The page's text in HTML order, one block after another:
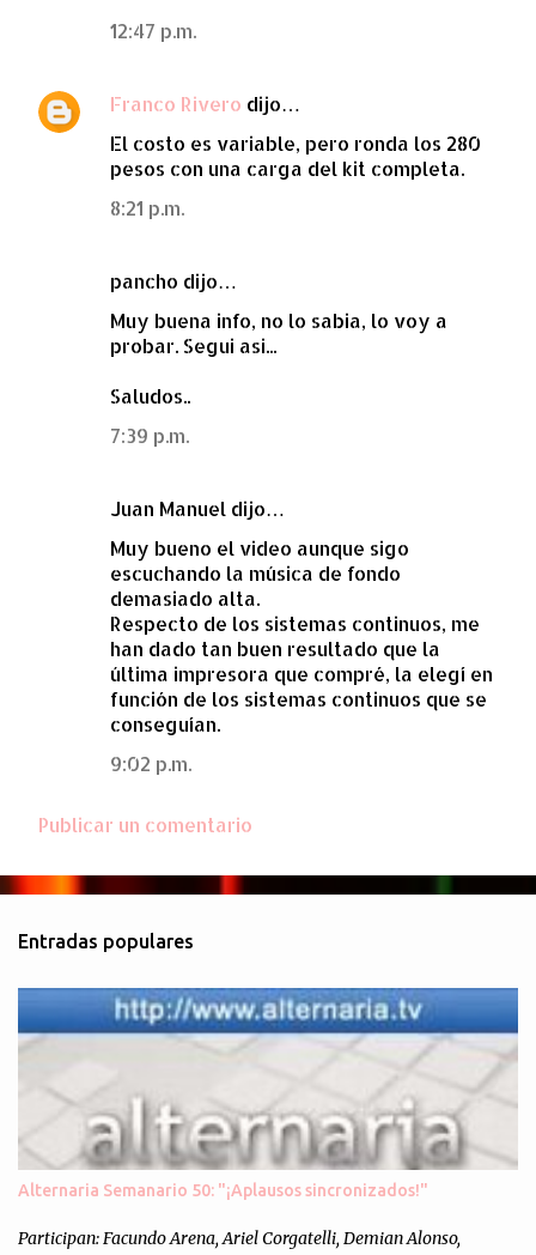
r
i
12:47 p.m.
Franco Rivero dijo…
El costo es variable, pero ronda los 280
pesos con una carga del kit completa.
8:21 p.m.
pancho dijo…
Muy buena info, no lo sabia, lo voy a
probar. Segui asi...
Saludos..
7:39 p.m.
Juan Manuel dijo…
Muy bueno el video aunque sigo
escuchando la música de fondo
demasiado alta.
Respecto de los sistemas continuos, me
han dado tan buen resultado que la
última impresora que compré, la elegí en
función de los sistemas continuos que se
conseguían.
9:02 p.m.
Publicar un comentario
Entradas populares
Alternaria Semanario 50: "¡Aplausos sincronizados!"
Participan: Facundo Arena, Ariel Corgatelli, Demian Alonso,